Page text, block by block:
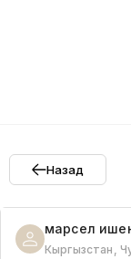
Назад
марсел
Кыргызстан,